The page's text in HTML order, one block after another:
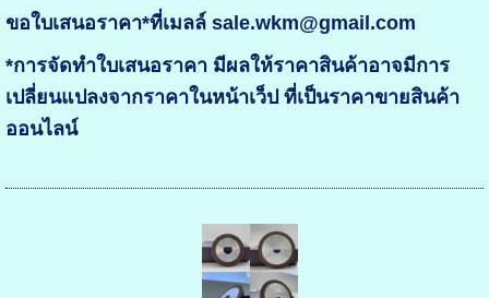
ขอใบเสนอราคา*ที่เมลล์ sale.wkm@gmail.com
*การจัดทำใบเสนอราคา มีผลให้ราคาสินค้าอาจมีการ
เปลี่ยนแปลงจากราคาในหน้าเว็ป ที่เป็นราคาขายสินค้า
ออนไลน์